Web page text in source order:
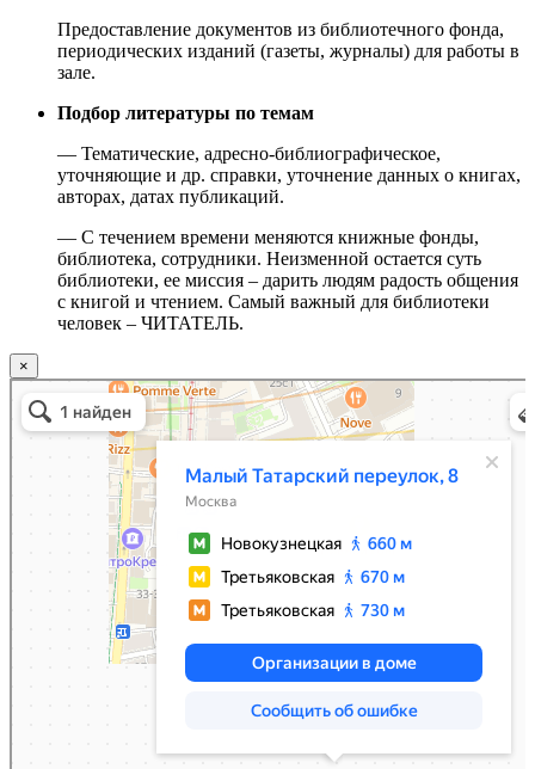
Предоставление документов из библиотечного фонда,
периодических изданий (газеты, журналы) для работы в
зале.
Подбор литературы по темам
— Тематические, адресно-библиографическое,
уточняющие и др. справки, уточнение данных о книгах,
авторах, датах публикаций.
— С течением времени меняются книжные фонды,
библиотека, сотрудники. Неизменной остается суть
библиотеки, ее миссия – дарить людям радость общения
с книгой и чтением. Самый важный для библиотеки
человек – ЧИТАТЕЛЬ.
×
Малый Татарский переулок, 8 на карте Москвы, ближайшее метро Новокузнецкая —
Яндекс.Карты